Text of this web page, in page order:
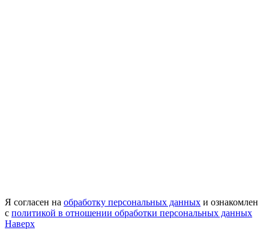
Я согласен на обработку персональных данных и ознакомлен
с политикой в отношении обработки персональных данных
Наверх